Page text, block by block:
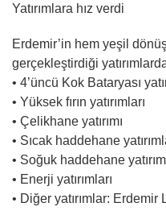
Yatırımlara hız verdi
Erdemir’in hem yeşil
gerçekleştirdiği
• 4’üncü Kok Bataryası
• Yüksek fırın yatırımları
• Çelikhane yatırımı
• Sıcak haddehane
• Soğuk haddehane
• Enerji yatırımları
• Diğer yatırımlar: